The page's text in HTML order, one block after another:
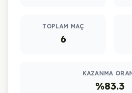
TOPLAM MAÇ
6
KAZANMA
%83.3